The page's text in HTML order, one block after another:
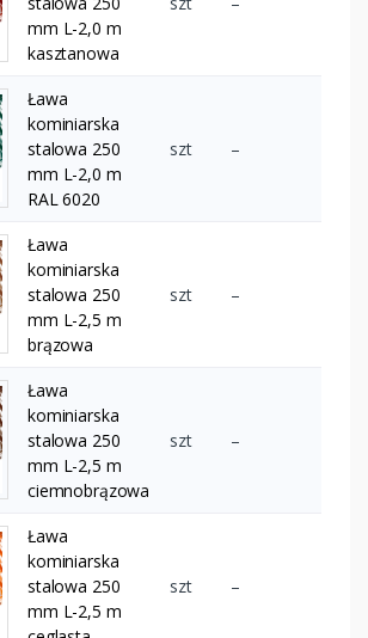
mm L-2,0 m
kasztanowa
Ława
kominiarska
stalowa 250
mm L-2,0 m
RAL 6020
szt –
Ława
kominiarska
stalowa 250
mm L-2,5 m
brązowa
szt –
Ława
kominiarska
stalowa 250
mm L-2,5 m
ciemnobrązowa
szt –
Ława
kominiarska
stalowa 250
mm L-2,5 m
szt –